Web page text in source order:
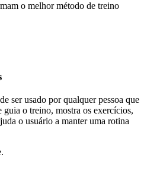
o melhor método de treino
ser usado por qualquer pessoa que
o treino, mostra os exercícios,
o usuário a manter uma rotina